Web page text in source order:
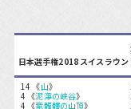
日本選手権2018 スイスラウ
14 《山》
4 《泥濘の峡谷》
4 《竜髑髏の山頂》